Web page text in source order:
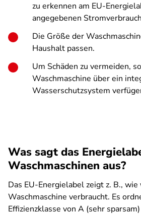
zu erkennen am EU-
angegebenen
Die Größe der
Haushalt passen.
Um Schäden zu vermeiden,
Waschmaschine über ein
Wasserschutzsystem
Was sagt das
Waschmaschinen aus?
Das EU-Energielabel zeigt z. B.,
Waschmaschine verbraucht. Es
Effizienzklasse von A (sehr